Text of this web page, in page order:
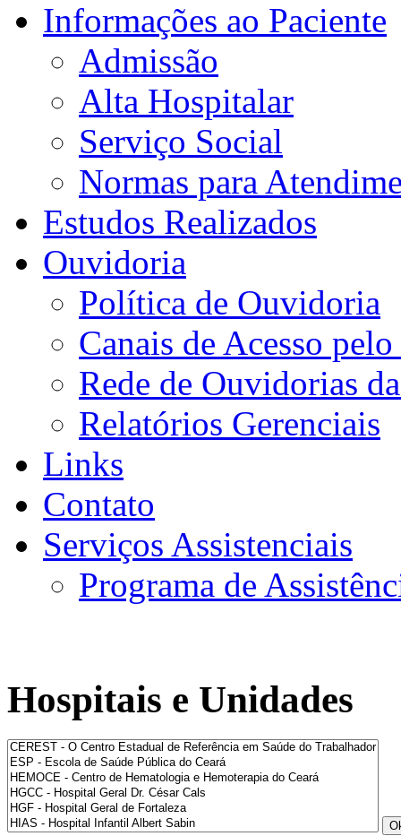
Informações ao Paciente
Admissão
Alta Hospitalar
Serviço Social
Normas para
Estudos Realizados
Ouvidoria
Política de Ouvidoria
Canais de Acesso
Rede de Ouvidorias
Relatórios Gerenciais
Links
Contato
Serviços Assistenciais
Programa de
Hospitais e Unidades